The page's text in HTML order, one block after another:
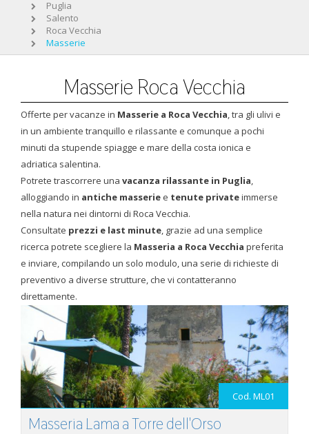
Puglia
Salento
Roca Vecchia
Masserie
Masserie Roca Vecchia
Offerte per vacanze in Masserie a Roca Vecchia, tra gli ulivi e
in un ambiente tranquillo e rilassante e comunque a pochi
minuti da stupende spiagge e mare della costa ionica e
adriatica salentina.
Potrete trascorrere una vacanza rilassante in Puglia,
alloggiando in antiche masserie e tenute privateimmerse
nella natura nei dintorni di Roca Vecchia.
Consultate prezzi e last minute, grazie ad una semplice
ricerca potrete scegliere la Masseria a Roca Vecchia preferita
e inviare, compilando un solo modulo, una serie di richieste di
preventivo a diverse strutture, che vi contatteranno
direttamente.
Cod. ML01
Masseria Lama a Torre dell'Orso